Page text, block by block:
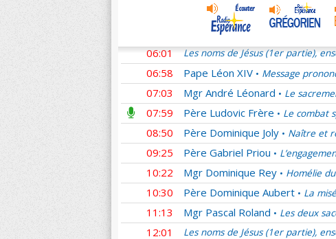
Père Emmanuel du Boisbaudry •
Père Guilmard
06:01 Les noms de Jésus (1er partie),
06:58 Pape Léon XIV • Message
07:03 Mgr André Léonard • Le
07:59 Père Ludovic Frère • Le combat
08:50 Père Dominique Joly • Naître et
09:25 Père Gabriel Priou •
10:22 Mgr Dominique Rey • Homélie
10:30 Père Dominique Aubert • La
11:13 Mgr Pascal Roland • Les deux
12:01 Les noms de Jésus (1er partie),